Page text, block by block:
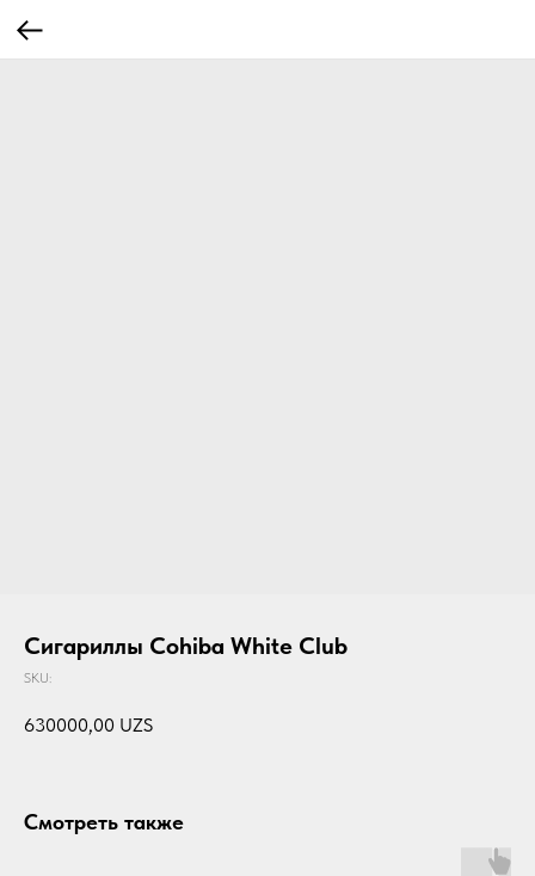
Сигариллы Cohiba White Club
SKU:
630000,00 UZS
Смотреть также